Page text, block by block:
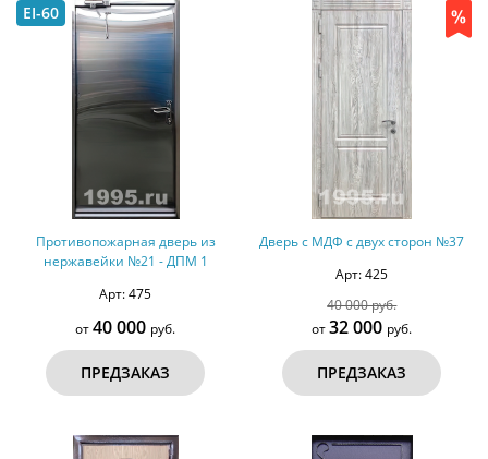
EI-60
Противопожарная дверь из
нержавейки №21 - ДПМ 1
Арт: 475
от40 000 руб.
ПРЕДЗАКАЗ
Дверь с МДФ с двух сторон №37
Арт: 425
40 000 руб.
от32 000 руб.
ПРЕДЗАКАЗ